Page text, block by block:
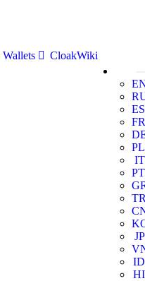
Wallets
CloakWiki
ES
FR
PL
IT
PT
JP
ID
HI